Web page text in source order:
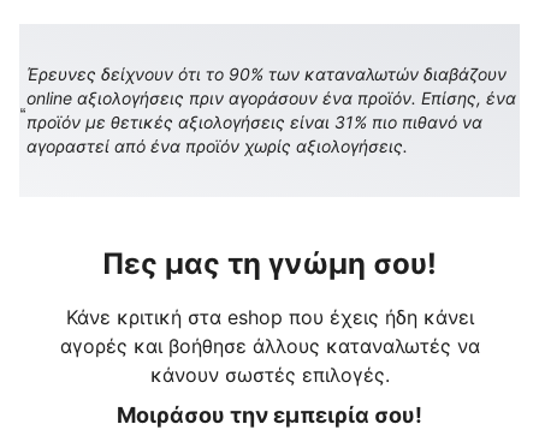
Έρευνες δείχνουν ότι το 90% των καταναλωτών διαβάζουν
online αξιολογήσεις πριν αγοράσουν ένα προϊόν. Επίσης, ένα
προϊόν με θετικές αξιολογήσεις είναι 31% πιο πιθανό να
αγοραστεί από ένα προϊόν χωρίς αξιολογήσεις.
Πες μας τη γνώμη σου!
Κάνε κριτική στα eshop που έχεις ήδη κάνει
αγορές και βοήθησε άλλους καταναλωτές να
κάνουν σωστές επιλογές.
Μοιράσου την εμπειρία σου!